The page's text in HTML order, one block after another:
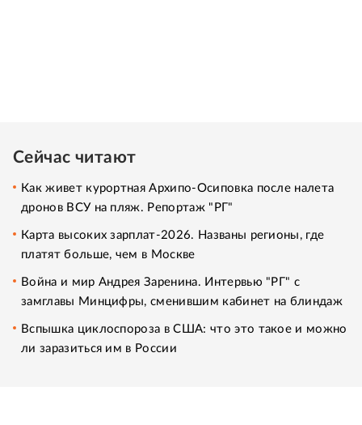
Сейчас читают
Как живет курортная Архипо-Осиповка после налета
дронов ВСУ на пляж. Репортаж "РГ"
Карта высоких зарплат-2026. Названы регионы, где
платят больше, чем в Москве
Война и мир Андрея Заренина. Интервью "РГ" с
замглавы Минцифры, сменившим кабинет на блиндаж
Вспышка циклоспороза в США: что это такое и можно
ли заразиться им в России